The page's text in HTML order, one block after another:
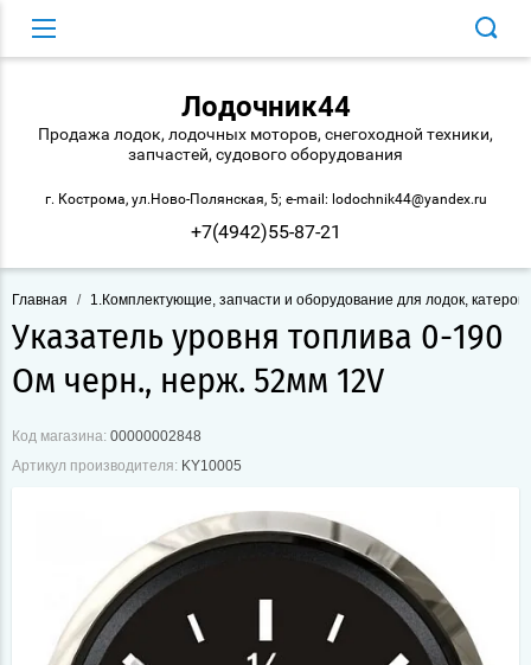
Лодочник44
Продажа лодок, лодочных моторов, снегоходной техники,
запчастей, судового оборудования
г. Кострома, ул.Ново-Полянская, 5; e-mail: lodochnik44@yandex.ru
+7(4942)55-87-21
Главная / 1.Комплектующие, запчасти и оборудование для лодок, катеров
Указатель уровня топлива 0-190
Ом черн., нерж. 52мм 12V
Код магазина: 00000002848
Артикул производителя: KY10005